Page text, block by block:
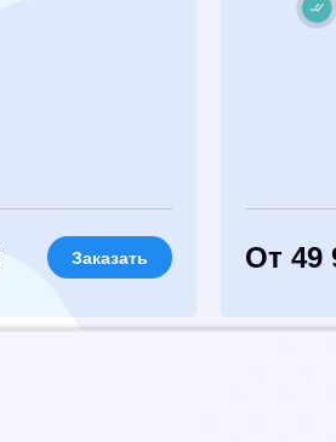
Заказать От 49